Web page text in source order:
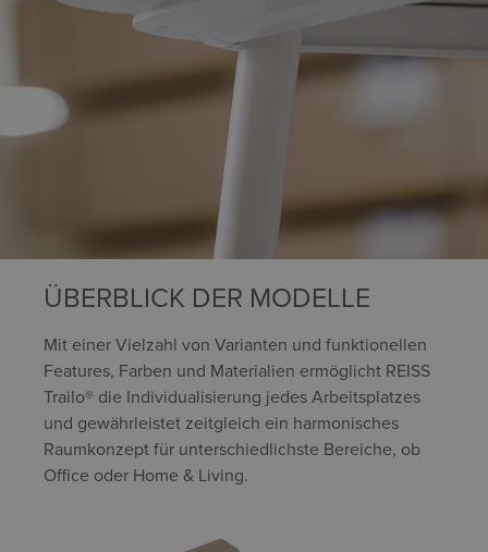
ÜBERBLICK DER MODELLE
Mit einer Vielzahl von Varianten und funktionellen
Features, Farben und Materialien ermöglicht REISS
Trailo® die Individualisierung jedes Arbeitsplatzes
und gewährleistet zeitgleich ein harmonisches
Raumkonzept für unterschiedlichste Bereiche, ob
Office oder Home & Living.